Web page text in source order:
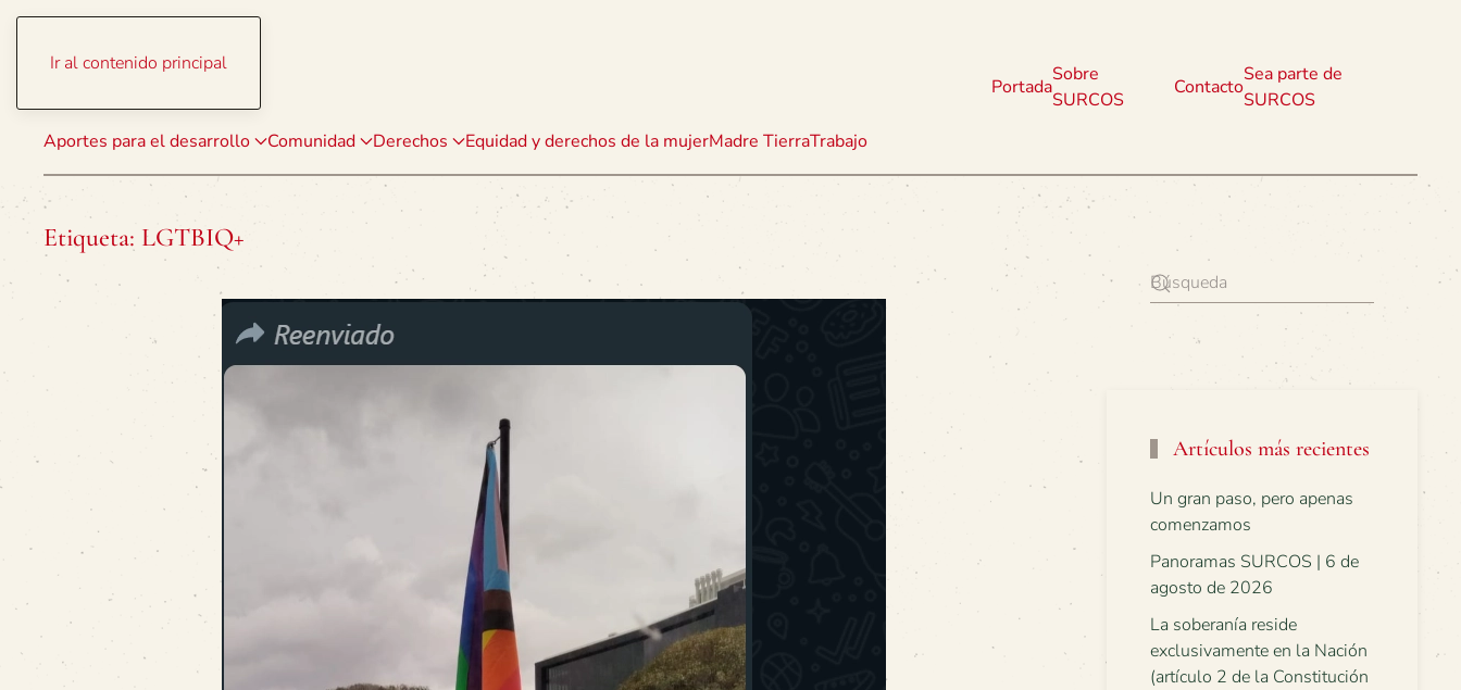
Ir al contenido principal
Aportes para el desarrollo Comunidad Derechos Equidad y derechos de la mujerMadre TierraTrabajo
Portada
Sobre
SURCOS
Contacto
Sea parte de
SURCOS
Etiqueta: LGTBIQ+
Artículos más recientes
Un gran paso, pero apenas
comenzamos
Panoramas SURCOS | 6 de
agosto de 2026
La soberanía reside
exclusivamente en la Nación
(artículo 2 de la Constitución